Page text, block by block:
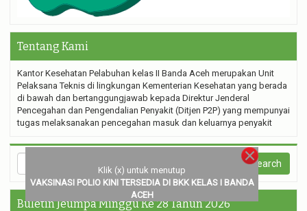
Tentang Kami
Kantor Kesehatan Pelabuhan kelas II Banda Aceh merupakan Unit
Pelaksana Teknis di lingkungan Kementerian Kesehatan yang berada
di bawah dan bertanggungjawab kepada Direktur Jenderal
Pencegahan dan Pengendalian Penyakit (Ditjen P2P) yang mempunyai
tugas melaksanakan pencegahan masuk dan keluarnya penyakit
Buletin Jeumpa Minggu Ke 28 Tahun 2026
Klik (x) untuk menutup
VAKSINASI POLIO KINI TERSEDIA DI BKK KELAS I BANDA
ACEH